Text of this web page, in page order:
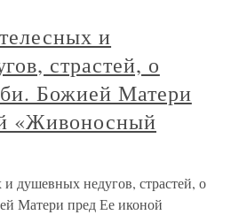
и
страстей, о
Божией Матери
«Живоносный
душевных недугов, страстей, о
Матери пред Ее иконой